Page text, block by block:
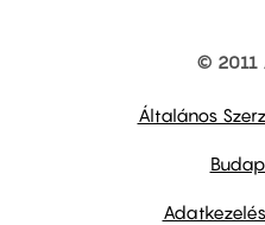
© 2011
Általános